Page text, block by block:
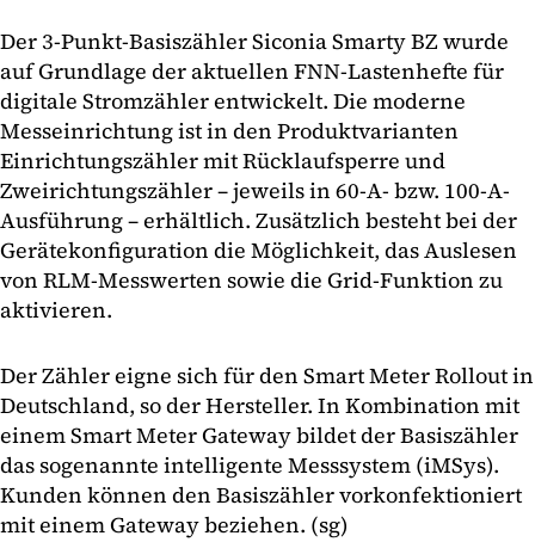
Der 3-Punkt-Basiszähler Siconia Smarty BZ wurde
auf Grundlage der aktuellen FNN-Lastenhefte für
digitale Stromzähler entwickelt. Die moderne
Messeinrichtung ist in den Produktvarianten
Einrichtungszähler mit Rücklaufsperre und
Zweirichtungszähler – jeweils in 60-A- bzw. 100-A-
Ausführung – erhältlich. Zusätzlich besteht bei der
Gerätekonfiguration die Möglichkeit, das Auslesen
von RLM-Messwerten sowie die Grid-Funktion zu
aktivieren.
Der Zähler eigne sich für den Smart Meter Rollout in
Deutschland, so der Hersteller. In Kombination mit
einem Smart Meter Gateway bildet der Basiszähler
das sogenannte intelligente Messsystem (iMSys).
Kunden können den Basiszähler vorkonfektioniert
mit einem Gateway beziehen. (sg)